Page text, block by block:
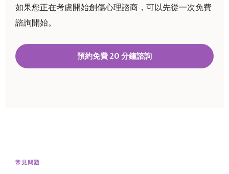
如果您正在考慮開始創傷心理諮商，可以先從一次免費
諮詢開始。
預約免費 20 分鐘諮詢
常見問題